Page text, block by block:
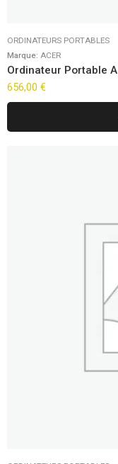
ORDINATEURS PORTABLES
Marque: ACER
656,00 €